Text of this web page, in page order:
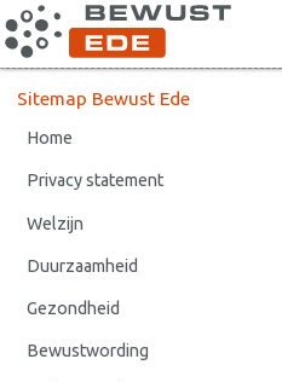
Sitemap Bewust Ede
Home
Privacy statement
Welzijn
Duurzaamheid
Gezondheid
Bewustwording